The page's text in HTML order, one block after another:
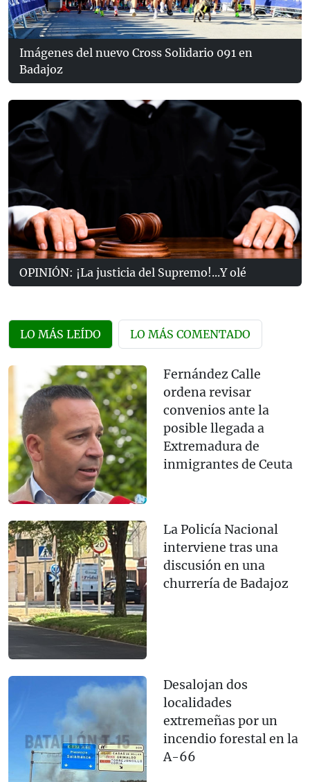
Imágenes del nuevo Cross Solidario 091 en
Badajoz
OPINIÓN: ¡La justicia del Supremo!...Y olé
LO MÁS LEÍDO LO MÁS COMENTADO
Fernández Calle
ordena revisar
convenios ante la
posible llegada a
Extremadura de
inmigrantes de Ceuta
La Policía Nacional
interviene tras una
discusión en una
churrería de Badajoz
Desalojan dos
localidades
extremeñas por un
incendio forestal en la
A-66